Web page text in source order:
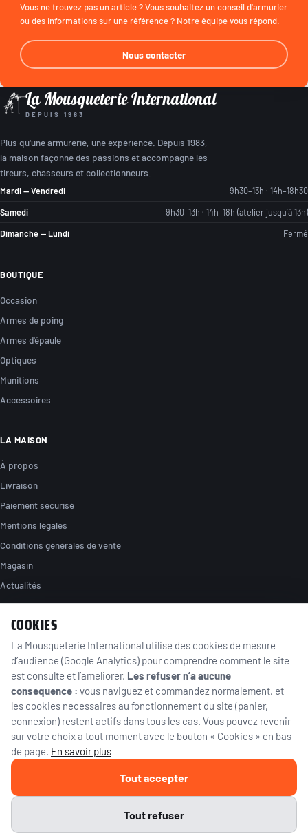
COOKIES
La Mousqueterie International utilise des cookies de mesure
d’audience (Google Analytics) pour comprendre comment le site
est consulte et l’ameliorer. Les refuser n’a aucune
consequence : vous naviguez et commandez normalement, et
les cookies necessaires au fonctionnement du site (panier,
connexion) restent actifs dans tous les cas. Vous pouvez revenir
sur votre choix a tout moment avec le bouton « Cookies » en bas
de page. En savoir plus
Tout refuser
Tout accepter
Vous ne trouvez pas un article ? Vous souhaitez un conseil d'armurier
ou des informations sur une référence ? Notre équipe vous répond.
Nous contacter
La Mousqueterie International
DEPUIS 1983
Plus qu'une armurerie, une expérience. Depuis 1983,
la maison façonne des passions et accompagne les
tireurs, chasseurs et collectionneurs.
Mardi — Vendredi
9h30–13h · 14h–18h30
Samedi
9h30–13h · 14h–18h (atelier jusqu’à 13h)
Dimanche — Lundi
Fermé
BOUTIQUE
Occasion
Armes de poing
Armes d'épaule
Optiques
Munitions
Accessoires
LA MAISON
À propos
Livraison
Paiement sécurisé
Mentions légales
Conditions générales de vente
Magasin
Actualités
NOUS TROUVER
89 rue de la station
95130 Franconville
Île-de-France, France
01 39 59 46 39
clement@lamousqueterie-int.com
WhatsApp
© 2026 La Mousqueterie International — Tous droits réservés.
Vente d'armes et de munitions soumise à la réglementation en vigueur ·